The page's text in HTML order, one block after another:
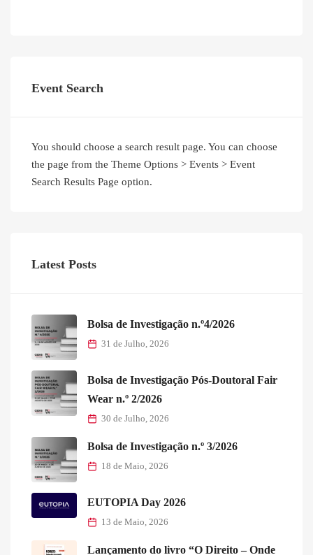
Event Search
You should choose a search result page. You can choose
the page from the Theme Options > Events > Event
Search Results Page option.
Latest Posts
Bolsa de Investigação n.º4/2026
31 de Julho, 2026
Bolsa de Investigação Pós-Doutoral Fair
Wear n.º 2/2026
30 de Julho, 2026
Bolsa de Investigação n.º 3/2026
18 de Maio, 2026
EUTOPIA Day 2026
13 de Maio, 2026
Lançamento do livro “O Direito – Onde